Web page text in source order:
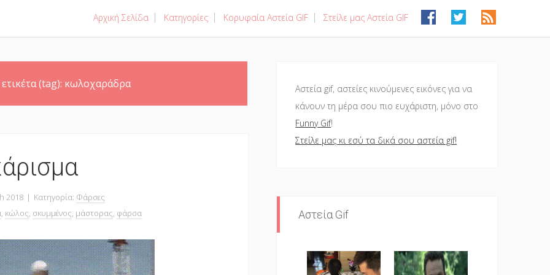
Αρχική Σελίδα Κατηγορίες Κορυφαία Αστεία GIF Στείλε μας Αστεία GIF
(tag): κωλοχαράδρα
2018 | Κατηγορία: Φάρσες
, κώλος, σκυμμένος, μάστορας, φάρσα
Αστεία gif, αστείες κινούμενες εικόνες για να
κάνουν τη μέρα σου πιο ευχάριστη, μόνο στο
Funny Gif!
Στείλε μας κι εσύ τα δικά σου αστεία gif!
Αστεία Gif